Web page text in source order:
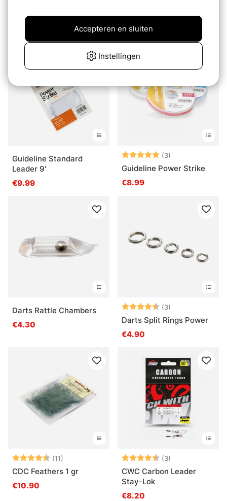
Cheburashka Sinker
Guideline Standard
Leader 9'
€9.99
Beoordeling:
(3)
Guideline Power Strike
€8.99
Darts Rattle Chambers
€4.30
Beoordeling:
(3)
Darts Split Rings Power
€4.90
Beoordeling:
(11)
CDC Feathers 1 gr
€10.90
Beoordeling:
(3)
CWC Carbon Leader
Stay-Lok
€8.20
Instellingen
Accepteren en sluiten